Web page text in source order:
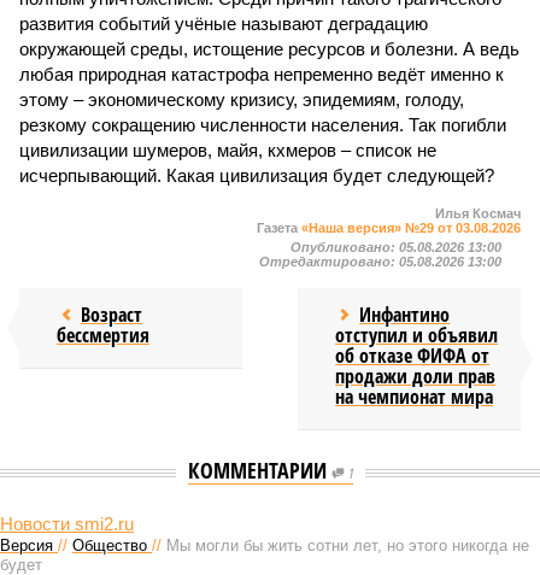
развития событий учёные называют деградацию
окружающей среды, истощение ресурсов и болезни. А ведь
любая природная катастрофа непременно ведёт именно к
этому – экономическому кризису, эпидемиям, голоду,
резкому сокращению численности населения. Так погибли
цивилизации шумеров, майя, кхмеров – список не
исчерпывающий. Какая цивилизация будет следующей?
Илья Космач
Газета «Наша версия» №29 от 03.08.2026
Опубликовано: 05.08.2026 13:00
Отредактировано: 05.08.2026 13:00
Возраст
бессмертия
Инфантино
отступил и объявил
об отказе ФИФА от
продажи доли прав
на чемпионат мира
КОММЕНТАРИИ 1
Новости smi2.ru
Версия // Общество // Мы могли бы жить сотни лет, но этого никогда не
будет